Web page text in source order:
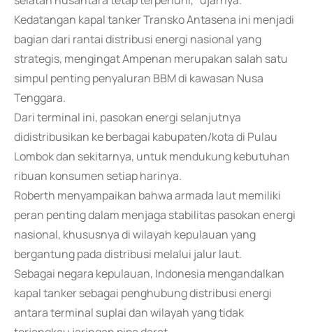
Kedatangan kapal tanker Transko Antasena ini menjadi
bagian dari rantai distribusi energi nasional yang
strategis, mengingat Ampenan merupakan salah satu
simpul penting penyaluran BBM di kawasan Nusa
Tenggara.
Dari terminal ini, pasokan energi selanjutnya
didistribusikan ke berbagai kabupaten/kota di Pulau
Lombok dan sekitarnya, untuk mendukung kebutuhan
ribuan konsumen setiap harinya.
Roberth menyampaikan bahwa armada laut memiliki
peran penting dalam menjaga stabilitas pasokan energi
nasional, khususnya di wilayah kepulauan yang
bergantung pada distribusi melalui jalur laut.
Sebagai negara kepulauan, Indonesia mengandalkan
kapal tanker sebagai penghubung distribusi energi
antara terminal suplai dan wilayah yang tidak